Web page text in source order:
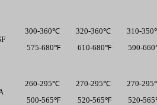
300-360℃
  575-680℉
320-360℃
  610-680℉
310-
590-
260-295℃
  500-565℉
270-295℃
  520-565℉
270-
520-